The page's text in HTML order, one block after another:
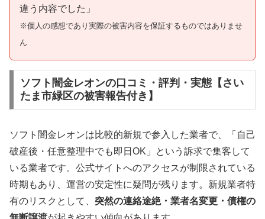
違う内容でした」
※個人の感想であり実際の被害内容を保証するものではありませ
ん
ソフト闇金レオンの口コミ・評判・実態【さい
たま市緑区の被害報告付き】
ソフト闇金レオンは比較的新規で参入した業者で、「自己
破産後・任意整理中でも即日OK」という訴求で集客して
いる業者です。公式サイトへのアクセスが制限されている
時期もあり、運営の安定性に疑問が残ります。新規業者特
有のリスクとして、 突然の連絡途絶・業者名変更・債権の